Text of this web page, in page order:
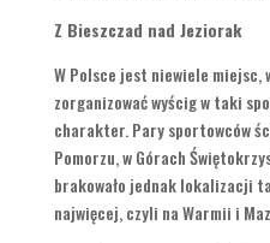
Z Bieszczad nad Jeziorak
W Polsce jest niewiele miejsc,
zorganizować wyścig w taki
charakter. Pary sportowców
Pomorzu, w Górach
brakowało jednak lokalizacji
najwięcej, czyli na Warmii i